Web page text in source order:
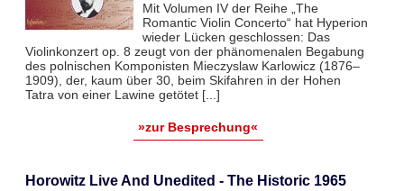
Mit Volumen IV der Reihe „The
Romantic Violin Concerto“ hat Hyperion
wieder Lücken geschlossen: Das
Violinkonzert op. 8 zeugt von der phänomenalen Begabung
des polnischen Komponisten Mieczyslaw Karlowicz (1876–
1909), der, kaum über 30, beim Skifahren in der Hohen
Tatra von einer Lawine getötet [...]
»zur Besprechung«
Horowitz Live And Unedited - The Historic 1965